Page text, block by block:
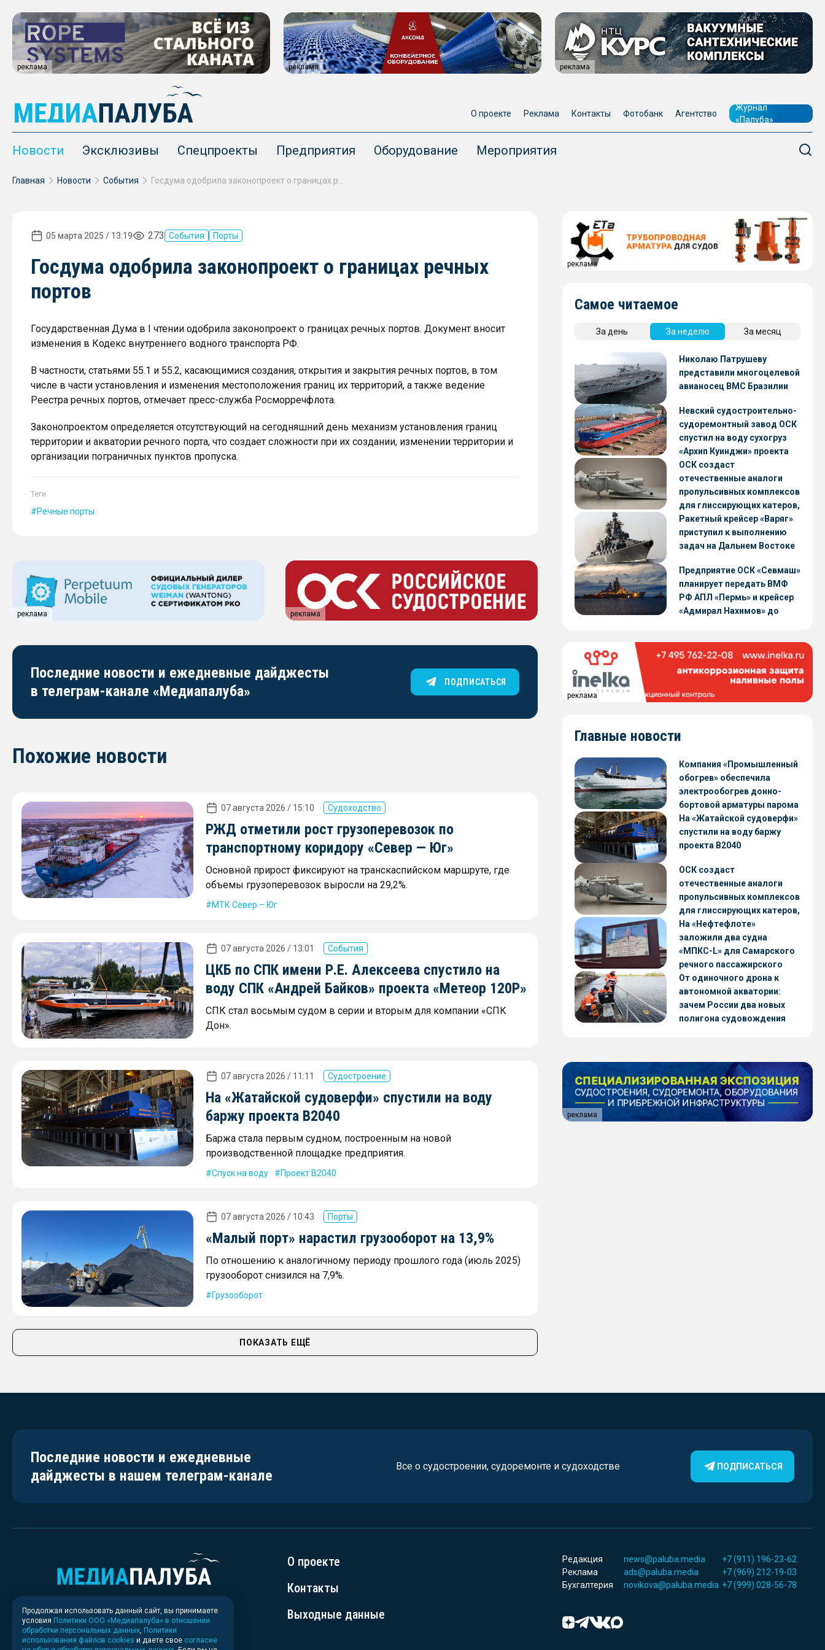
реклама реклама реклама
О проекте Реклама Контакты Фотобанк Агентство
Журнал
«Палуба»
Новости Эксклюзивы Спецпроекты Предприятия Оборудование Мероприятия
Главная Новости События
05 марта 2025 / 13:19 273 События Порты
Госдума одобрила законопроект о границах речных
портов
Государственная Дума в I чтении одобрила законопроект о границах речных портов. Документ вносит
изменения в Кодекс внутреннего водного транспорта РФ.
В частности, статьями 55.1 и 55.2, касающимися создания, открытия и закрытия речных портов, в том
числе в части установления и изменения местоположения границ их территорий, а также ведение
Реестра речных портов, отмечает пресс-служба Росморречфлота.
Законопроектом определяется отсутствующий на сегодняшний день механизм установления границ
территории и акватории речного порта, что создает сложности при их создании, изменении территории и
организации пограничных пунктов пропуска.
Теги
Речные порты
реклама реклама
Последние новости и ежедневные дайджесты
в телеграм-канале «Медиапалуба»
ПОДПИСАТЬСЯ
Похожие новости
07 августа 2026 / 15:10 Судоходство
РЖД отметили рост грузоперевозок по
транспортному коридору «Север — Юг»
Основной прирост фиксируют на транскаспийском маршруте, где
объемы грузоперевозок выросли на 29,2%.
МТК Север – Юг
07 августа 2026 / 13:01 События
ЦКБ по СПК имени Р.Е. Алексеева спустило на
воду СПК «Андрей Байков» проекта «Метеор 120Р»
СПК стал восьмым судом в серии и вторым для компании «СПК
Дон».
07 августа 2026 / 11:11 Судостроение
На «Жатайской судоверфи» спустили на воду
баржу проекта В2040
Баржа стала первым судном, построенным на новой
производственной площадке предприятия.
Спуск на воду Проект В2040
07 августа 2026 / 10:43 Порты
«Малый порт» нарастил грузооборот на 13,9%
По отношению к аналогичному периоду прошлого года (июль 2025)
грузооборот снизился на 7,9%.
Грузооборот
ПОКАЗАТЬ ЕЩЁ
реклама
Самое читаемое
За день За неделю За месяц
Николаю Патрушеву
представили многоцелевой
авианосец ВМС Бразилии
Невский судостроительно-
судоремонтный завод ОСК
спустил на воду сухогруз
«Архип Куинджи» проекта
RSD59
ОСК создаст
отечественные аналоги
пропульсивных комплексов
для глиссирующих катеров,
скоростных судов и судов с
малой осадкой
Ракетный крейсер «Варяг»
приступил к выполнению
задач на Дальнем Востоке
Предприятие ОСК «Севмаш»
планирует передать ВМФ
РФ АПЛ «Пермь» и крейсер
«Адмирал Нахимов» до
реклама
Главные новости
Компания «Промышленный
обогрев» обеспечила
электрообогрев донно-
бортовой арматуры парома
«Петропавловск» проекта
CNF22
На «Жатайской судоверфи»
спустили на воду баржу
проекта В2040
ОСК создаст
отечественные аналоги
пропульсивных комплексов
для глиссирующих катеров,
скоростных судов и судов с
малой осадкой
На «Нефтефлоте»
заложили два судна
«МПКС-L» для Самарского
речного пассажирского
предприятия
От одиночного дрона к
автономной акватории:
зачем России два новых
полигона судовождения
реклама
Последние новости и ежедневные
дайджесты в нашем телеграм-канале
Все о судостроении, судоремонте и судоходстве ПОДПИСАТЬСЯ
О проекте
Контакты
Выходные данные
Редакция news@paluba.media
+7 (911) 196-23-62
Реклама
ads@paluba.media
+7 (969) 212-19-03
Бухгалтерия
novikova@paluba.media +7 (999) 028-56-78
Продолжая использовать данный сайт, вы принимаете
условия Политики ООО «Медиапалуба» в отношении
обработки персональных данных Политики
использования файлов cookies и даете свое согласие